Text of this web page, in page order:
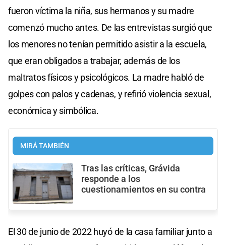
fueron víctima la niña, sus hermanos y su madre
comenzó mucho antes. De las entrevistas surgió que
los menores no tenían permitido asistir a la escuela,
que eran obligados a trabajar, además de los
maltratos físicos y psicológicos. La madre habló de
golpes con palos y cadenas, y refirió violencia sexual,
económica y simbólica.
MIRÁ TAMBIÉN
Tras las críticas, Grávida
responde a los
cuestionamientos en su contra
El 30 de junio de 2022 huyó de la casa familiar junto a